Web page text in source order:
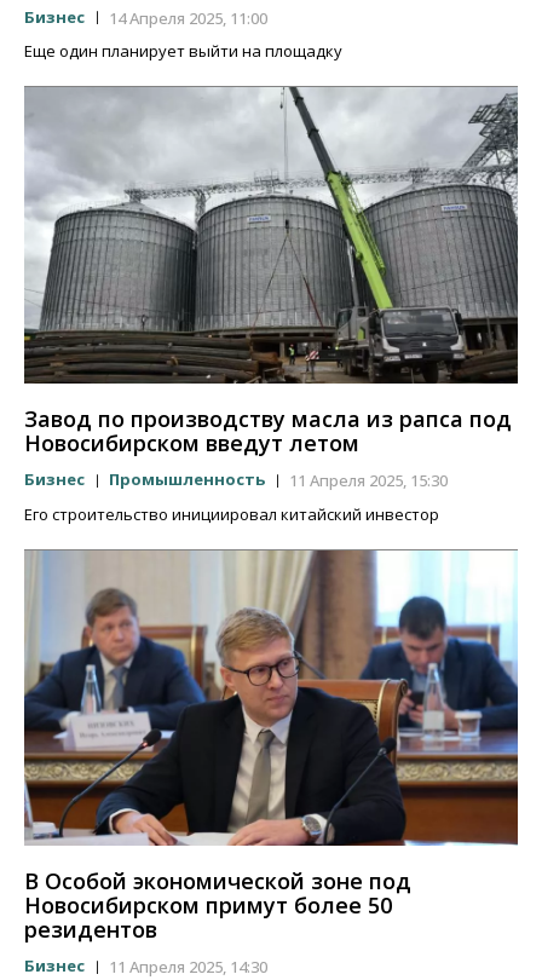
Бизнес
14 Апреля 2025, 11:00
Еще один планирует выйти на площадку
Завод по производству масла из рапса под
Новосибирском введут летом
Бизнес Промышленность
11 Апреля 2025, 15:30
Его строительство инициировал китайский инвестор
В Особой экономической зоне под
Новосибирском примут более 50
резидентов
Бизнес
11 Апреля 2025, 14:30